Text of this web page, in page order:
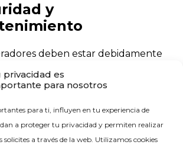
privacidad es
para nosotros
para ti, influyen en tu experiencia de
a proteger tu privacidad y permiten realizar
solicites a través de la web. Utilizamos cookies
y
deben estar debidamente
las medidas de seguridad,
individuales.
las autoclaves deben